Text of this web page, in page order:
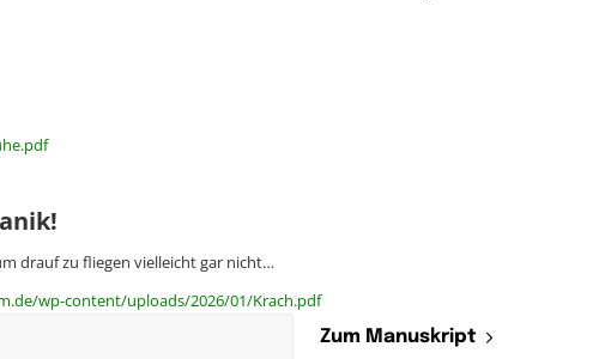
drauf zu fliegen vielleicht gar nicht…
wp-content/uploads/2026/01/Krach.pdf
Zum Manuskript